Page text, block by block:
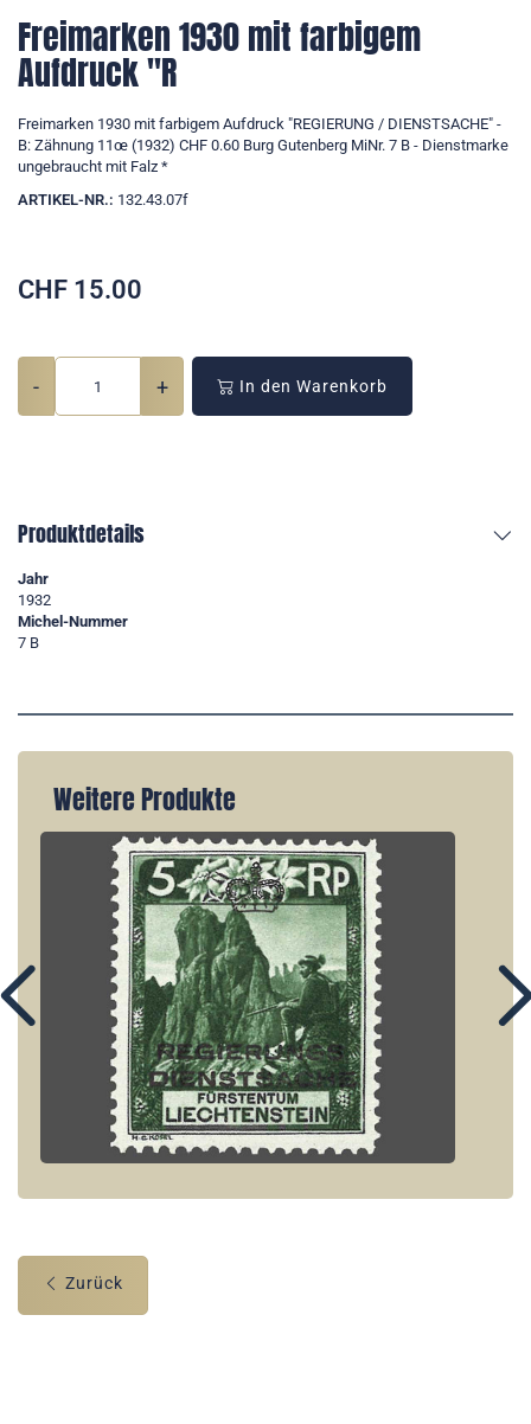
Freimarken 1930 mit farbigem
Aufdruck "R
Freimarken 1930 mit farbigem Aufdruck "REGIERUNG / DIENSTSACHE" -
B: Zähnung 11œ (1932) CHF 0.60 Burg Gutenberg MiNr. 7 B - Dienstmarke
ungebraucht mit Falz *
ARTIKEL-NR.: 132.43.07f
CHF 15.00
- + In den Warenkorb
Produktdetails
Jahr
1932
Michel-Nummer
7 B
Weitere Produkte
Zurück